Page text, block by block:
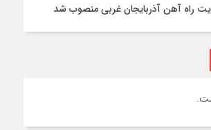
راه آهن آذربایجان غربی منصوب شد